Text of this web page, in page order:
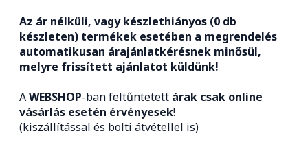
Az ár nélküli, vagy készlethiányos (0 db
készleten) termékek esetében a megrendelés
automatikusan árajánlatkérésnek minősül,
melyre frissített ajánlatot küldünk!
AWEBSHOP-ban feltűntetett árak csak online
vásárlás esetén érvényesek!
(kiszállítással és bolti átvétellel is)